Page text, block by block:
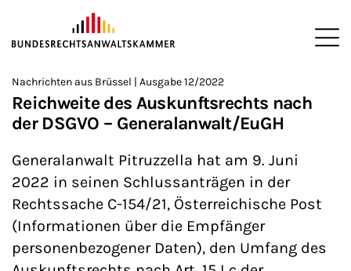
ZUM HAUPTINHALT SPRINGEN
Sie befinden sich hier:
>
Startseite
>
Newsroom
>
Newsletter
>
Nachrichten aus Brüssel
Nachrichten aus Brüssel | Ausgabe 12/2022
Reichweite des Auskunftsrechts nach
der DSGVO – Generalanwalt/EuGH
Generalanwalt Pitruzzella hat am 9. Juni
2022 in seinen Schlussanträgen in der
Rechtssache C-154/21, Österreichische Post
(Informationen über die Empfänger
personenbezogener Daten), den Umfang des